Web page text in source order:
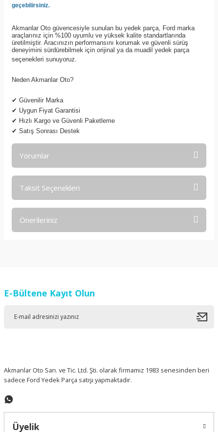
geçebilirsiniz.
Akmanlar Oto güvencesiyle sunulan bu yedek parça, Ford marka
araçlarınız için %100 uyumlu ve yüksek kalite standartlarında
üretilmiştir. Aracınızın performansını korumak ve güvenli sürüş
deneyimini sürdürebilmek için orijinal ya da muadil yedek parça
seçenekleri sunuyoruz.
Neden Akmanlar Oto?
✔ Güvenilir Marka
✔ Uygun Fiyat Garantisi
✔ Hızlı Kargo ve Güvenli Paketleme
✔ Satış Sonrası Destek
Yorumlar
Taksit Seçenekleri
Önerileriniz
Ürün resmi kalitesiz, bozuk veya görüntülenemiyor.
E-Bültene Kayıt Olun
Akmanlar Oto San. ve Tic. Ltd. Şti. olarak firmamız 1983 senesinden beri
sadece Ford Yedek Parça satışı yapmaktadır.
Üyelik